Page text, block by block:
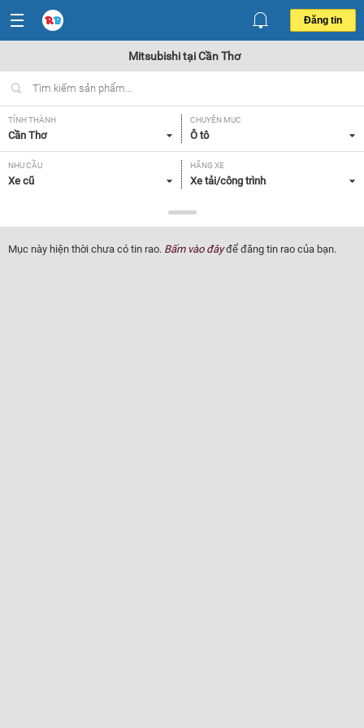
Đăng tin
Mitsubishi tại Cần Thơ
TỈNH THÀNH
Cần Thơ
CHUYÊN MỤC
Ô tô
NHU CẦU
Xe cũ
HÃNG XE
Xe tải/công trình
Mitsubishi
NĂM SẢN XUẤT
Tất cả
GIÁ XE XUẤT XỨ
Mục này hiện thời chưa có tin rao. Bấm vào đâyđể đăng tin rao của bạn.